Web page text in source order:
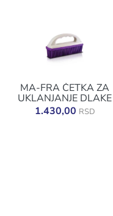
MA-FRA ČETKA ZA
UKLANJANJE DLAKE
1.430,00 RSD